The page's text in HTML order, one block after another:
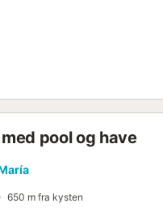
pool og have
650 m fra kysten